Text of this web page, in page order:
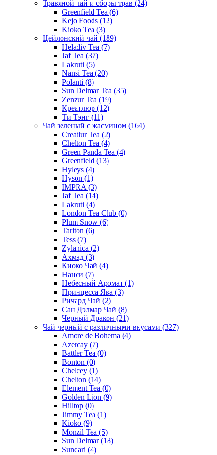
Травяной чай и сборы трав (24)
Greenfield Tea (6)
Kejo Foods (12)
Kioko Tea (3)
Цейлонский чай (189)
Heladiv Tea (7)
Jaf Tea (37)
Lakruti (5)
Nansi Tea (20)
Polanti (8)
Sun Delmar Tea (35)
Zenzur Tea (19)
Креатлюр (12)
Ти Тэнг (11)
Чай зеленый с жасмином (164)
Creatlur Tea (2)
Chelton Tea (4)
Green Panda Tea (4)
Greenfield (13)
Hyleys (4)
Hyson (1)
IMPRA (3)
Jaf Tea (14)
Lakruti (4)
London Tea Club (0)
Plum Snow (6)
Tarlton (6)
Tess (7)
Zylanica (2)
Ахмад (3)
Киоко Чай (4)
Нанси (7)
Небесный Аромат (1)
Принцесса Ява (3)
Ричард Чай (2)
Сан Дэлмар Чай (8)
Черный Дракон (21)
Чай черный с различными вкусами (327)
Amore de Bohema (4)
Azercay (7)
Battler Tea (0)
Bonton (0)
Chelcey (1)
Chelton (14)
Element Tea (0)
Golden Lion (9)
Hilltop (0)
Jimmy Tea (1)
Kioko (9)
Monzil Tea (5)
Sun Delmar(18)
Sundari (4)